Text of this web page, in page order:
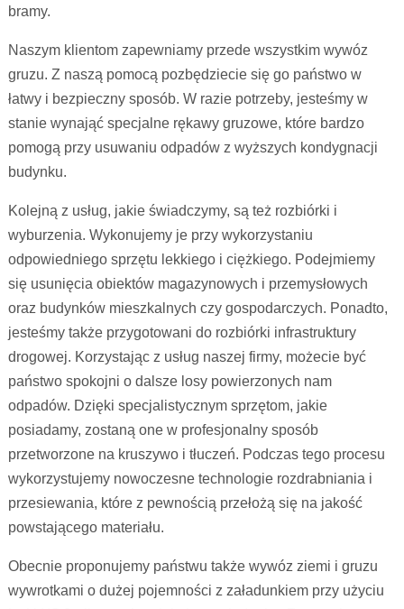
bramy.
Naszym klientom zapewniamy przede wszystkim wywóz
gruzu. Z naszą pomocą pozbędziecie się go państwo w
łatwy i bezpieczny sposób. W razie potrzeby, jesteśmy w
stanie wynająć specjalne rękawy gruzowe, które bardzo
pomogą przy usuwaniu odpadów z wyższych kondygnacji
budynku.
Kolejną z usług, jakie świadczymy, są też rozbiórki i
wyburzenia. Wykonujemy je przy wykorzystaniu
odpowiedniego sprzętu lekkiego i ciężkiego. Podejmiemy
się usunięcia obiektów magazynowych i przemysłowych
oraz budynków mieszkalnych czy gospodarczych. Ponadto,
jesteśmy także przygotowani do rozbiórki infrastruktury
drogowej. Korzystając z usług naszej firmy, możecie być
państwo spokojni o dalsze losy powierzonych nam
odpadów. Dzięki specjalistycznym sprzętom, jakie
posiadamy, zostaną one w profesjonalny sposób
przetworzone na kruszywo i tłuczeń. Podczas tego procesu
wykorzystujemy nowoczesne technologie rozdrabniania i
przesiewania, które z pewnością przełożą się na jakość
powstającego materiału.
Obecnie proponujemy państwu także wywóz ziemi i gruzu
wywrotkami o dużej pojemności z załadunkiem przy użyciu